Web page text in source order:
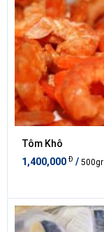
Tôm Khô
1,400,000 Đ / 500gr